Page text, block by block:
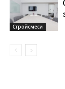
Стройсмеси